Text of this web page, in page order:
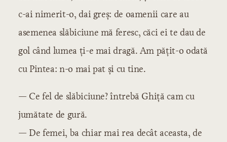
c-ai nimerit-o, dai greș: de oamenii care au
asemenea slăbiciune mă feresc, căci ei te dau de
gol când lumea ți-e mai dragă. Am pățit-o odată
cu Pintea: n-o mai pat și cu tine.
— Ce fel de slăbiciune? întrebă Ghiță cam cu
jumătate de gură.
— De femei, ba chiar mai rea decât aceasta, de